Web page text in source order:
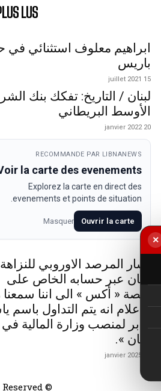
LUS
ابراهيم معلوف استثنائي في
باريس
15 juillet 2021
لبنان / التاريخ: تفكك بنك
الأوسط البريطاني
20 janvier 2022
RECOMMANDE PAR LIBNANEWS
la carte des evenements
Explorez la carte en direct des
evenements et points de situation.
Ouvrir la carte
Masquer
أشار المرصد الاوروبي
لبنان عبر حسابه الخاص على
منصة « أكس » الى اننا
الاعلام انه يتم التداول باسم
جابر لمنصب وزارة المالية في
لبنان ».
© Libnanews.com . All Rights Reserved.
×